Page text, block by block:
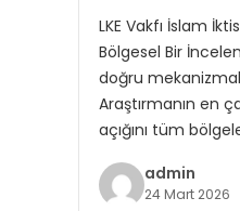
LKE Vakfı İslam
Bölgesel Bir
doğru
Araştırmanın en
açığını tüm
admin
24 Mart 2026